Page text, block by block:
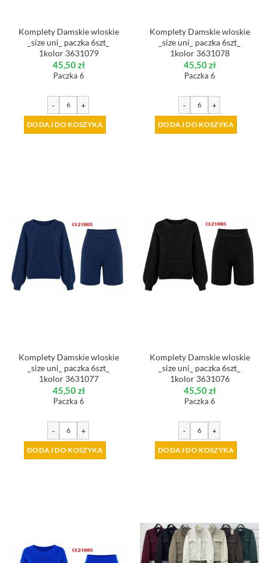
Komplety Damskie wloskie
_size uni_ paczka 6szt_
1kolor 3631079
45,50zł
Paczka 6
- +
DODAJ DO KOSZYKA
Komplety Damskie wloskie
_size uni_ paczka 6szt_
1kolor 3631078
45,50zł
Paczka 6
- +
DODAJ DO KOSZYKA
Komplety Damskie wloskie
_size uni_ paczka 6szt_
1kolor 3631077
45,50zł
Paczka 6
- +
DODAJ DO KOSZYKA
Komplety Damskie wloskie
_size uni_ paczka 6szt_
1kolor 3631076
45,50zł
Paczka 6
- +
DODAJ DO KOSZYKA